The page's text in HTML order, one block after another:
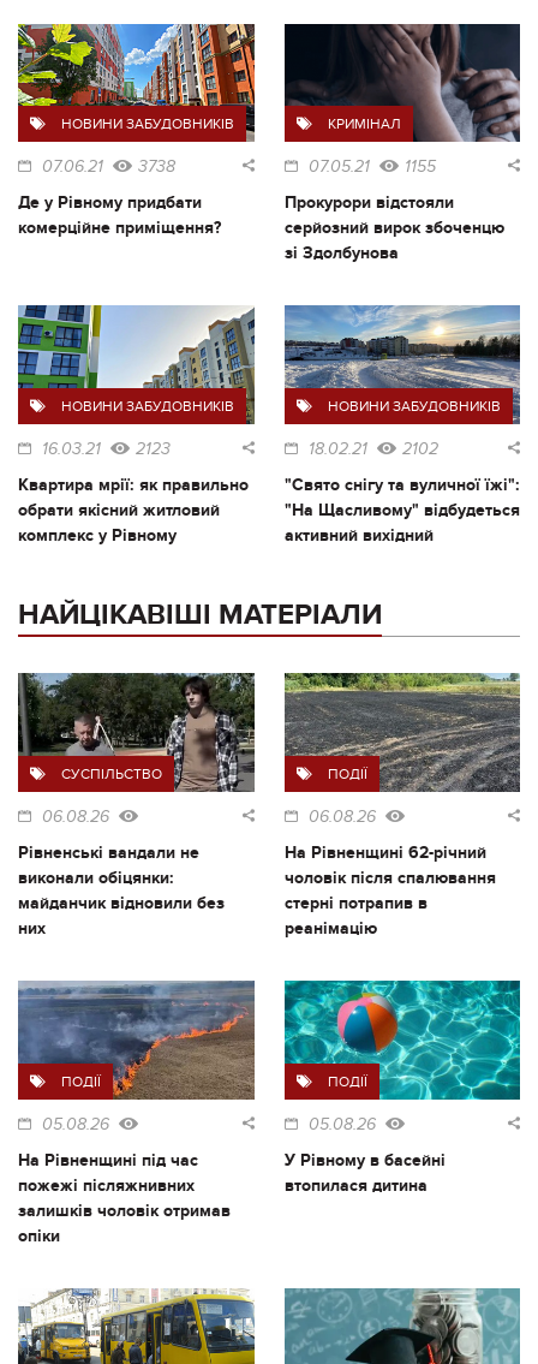
НОВИНИ ЗАБУДОВНИКІВ
07.06.21 3738
Де у Рівному придбати
комерційне приміщення?
КРИМІНАЛ
07.05.21 1155
Прокурори відстояли
серйозний вирок збоченцю
зі Здолбунова
НОВИНИ ЗАБУДОВНИКІВ
16.03.21 2123
Квартира мрії: як правильно
обрати якісний житловий
комплекс у Рівному
НОВИНИ ЗАБУДОВНИКІВ
18.02.21 2102
"Свято снігу та вуличної їжі":
"На Щасливому" відбудеться
активний вихідний
НАЙЦІКАВІШІ МАТЕРІАЛИ
СУСПІЛЬСТВО
06.08.26
Рівненські вандали не
виконали обіцянки:
майданчик відновили без
них
ПОДІЇ
06.08.26
На Рівненщині 62-річний
чоловік після спалювання
стерні потрапив в
реанімацію
ПОДІЇ
05.08.26
На Рівненщині під час
пожежі післяжнивних
залишків чоловік отримав
опіки
ПОДІЇ
05.08.26
У Рівному в басейні
втопилася дитина